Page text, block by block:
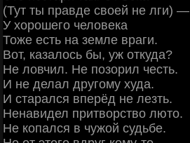
(Тут ты правде своей не лги) —
У хорошего человека
Тоже есть на земле враги.
Вот, казалось бы, уж откуда?
Не ловчил. Не позорил честь.
И не делал другому худа.
И старался вперёд не лезть.
Ненавидел притворство люто.
Не копался в чужой судьбе.